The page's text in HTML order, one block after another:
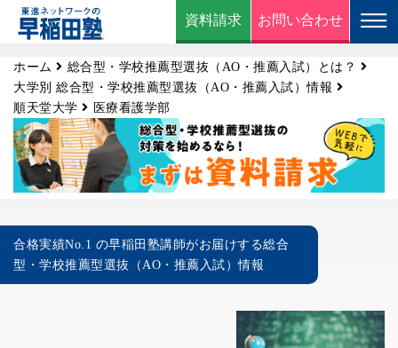
資料請求 お問い合わせ
ホーム
総合型・学校推薦型選抜（AO・推薦入試）とは？
大学別 総合型・学校推薦型選抜（AO・推薦入試）情報
順天堂大学
医療看護学部
合格実績No.1 の早稲田塾講師がお届けする総合
型・学校推薦型選抜（AO・推薦入試）情報